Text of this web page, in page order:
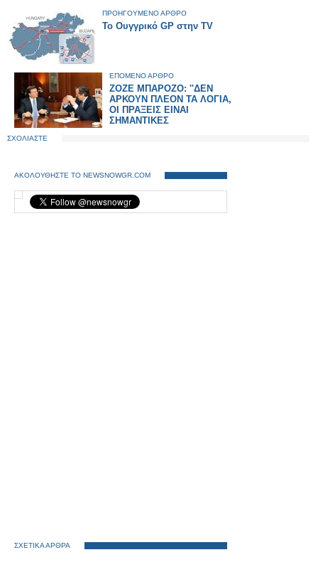
ΠΡΟΗΓΟΥΜΕΝΟ ΑΡΘΡΟ
Το Ουγγρικό GP στην TV
ΕΠΟΜΕΝΟ ΑΡΘΡΟ
ΖΟΖΕ ΜΠΑΡΟΖΟ: ''ΔΕΝ
ΑΡΚΟΥΝ ΠΛΕΟΝ ΤΑ ΛΟΓΙΑ,
ΟΙ ΠΡΑΞΕΙΣ ΕΙΝΑΙ
ΣΗΜΑΝΤΙΚΕΣ
ΣΧΟΛΙΑΣΤΕ
ΑΚΟΛΟΥΘΗΣΤΕ ΤΟ NEWSNOWGR.COM
ΣΧΕΤΙΚΑ ΑΡΘΡΑ